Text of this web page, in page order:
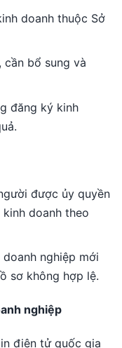
doanh thuộc Sở
cần bổ sung và
đăng ký kinh
được ủy quyền
doanh theo
nghiệp mới
sơ không hợp lệ.
nghiệp
điện tử quốc gia